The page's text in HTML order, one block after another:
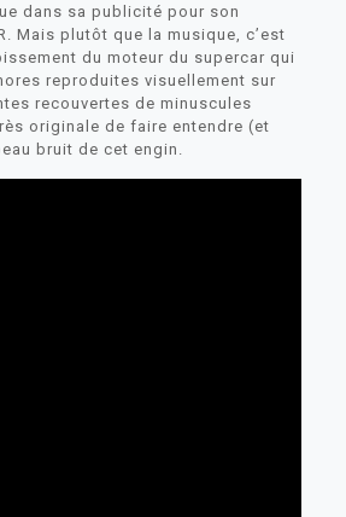
dans sa publicité pour son
Mais plutôt que la musique, c’est
du moteur du supercar qui
reproduites visuellement sur
recouvertes de minuscules
originale de faire entendre (et
bruit de cet engin.